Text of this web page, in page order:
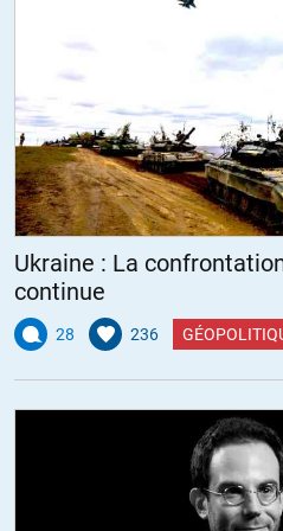
Guettez aussi les joyeusetés
Stop pétrole vers USA?
Ha, pour info, Russes et Chinois
pipeline de… 50 mds de m³ de
partir du même gisement Russe
Je sens que les BM et Mercos vont
Étonnant non?
+3 ALERTER
Leterrible
Pas vraiment « mainstream
https://francais.rt.com/
manoeuvres-militaires-ukraine-
ALERTER
Ukraine : La
continue
28 236